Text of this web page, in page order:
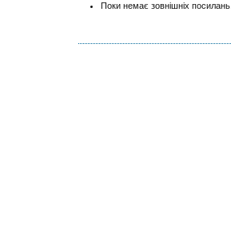
Поки немає зовнішніх посилань.